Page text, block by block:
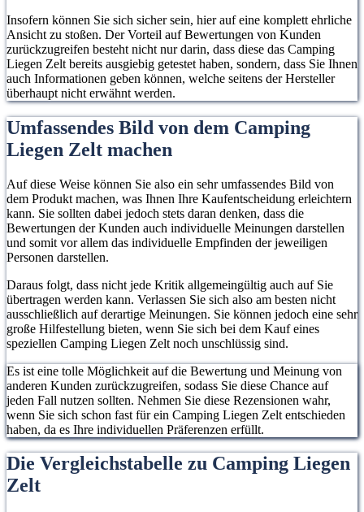
Insofern können Sie sich sicher sein, hier auf eine komplett ehrliche
Ansicht zu stoßen. Der Vorteil auf Bewertungen von Kunden
zurückzugreifen besteht nicht nur darin, dass diese das Camping
Liegen Zelt bereits ausgiebig getestet haben, sondern, dass Sie Ihnen
auch Informationen geben können, welche seitens der Hersteller
überhaupt nicht erwähnt werden.
Umfassendes Bild von dem Camping
Liegen Zelt machen
Auf diese Weise können Sie also ein sehr umfassendes Bild von
dem Produkt machen, was Ihnen Ihre Kaufentscheidung erleichtern
kann. Sie sollten dabei jedoch stets daran denken, dass die
Bewertungen der Kunden auch individuelle Meinungen darstellen
und somit vor allem das individuelle Empfinden der jeweiligen
Personen darstellen.
Daraus folgt, dass nicht jede Kritik allgemeingültig auch auf Sie
übertragen werden kann. Verlassen Sie sich also am besten nicht
ausschließlich auf derartige Meinungen. Sie können jedoch eine sehr
große Hilfestellung bieten, wenn Sie sich bei dem Kauf eines
speziellen Camping Liegen Zelt noch unschlüssig sind.
Es ist eine tolle Möglichkeit auf die Bewertung und Meinung von
anderen Kunden zurückzugreifen, sodass Sie diese Chance auf
jeden Fall nutzen sollten. Nehmen Sie diese Rezensionen wahr,
wenn Sie sich schon fast für ein Camping Liegen Zelt entschieden
haben, da es Ihre individuellen Präferenzen erfüllt.
Die Vergleichstabelle zu Camping Liegen
Zelt